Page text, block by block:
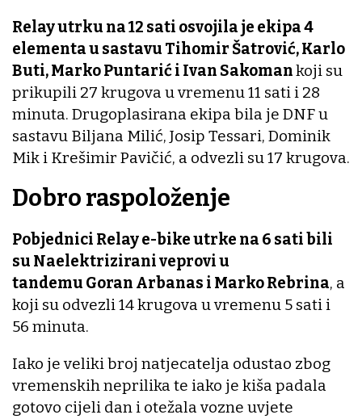
Relay utrku na 12 sati osvojila je ekipa 4
elementa u sastavu Tihomir Šatrović, Karlo
Buti, Marko Puntarić i Ivan Sakomankoji su
prikupili 27 krugova u vremenu 11 sati i 28
minuta. Drugoplasirana ekipa bila je DNF u
sastavu Biljana Milić, Josip Tessari, Dominik
Mik i Krešimir Pavičić, a odvezli su 17 krugova.
Dobro raspoloženje
Pobjednici Relay e-bike utrke na 6 sati bili
su Naelektrizirani veprovi u
tandemu Goran Arbanas i Marko Rebrina, a
koji su odvezli 14 krugova u vremenu 5 sati i
56 minuta.
Iako je veliki broj natjecatelja odustao zbog
vremenskih neprilika te iako je kiša padala
gotovo cijeli dan i otežala vozne uvjete